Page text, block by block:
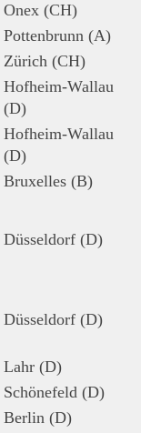
Onex (CH)
Pottenbrunn (A)
Zürich (CH)
Hofheim-Wallau
(D)
Hofheim-Wallau
(D)
Bruxelles (B)
Düsseldorf (D)
Düsseldorf (D)
Lahr (D)
Schönefeld (D)
Berlin (D)